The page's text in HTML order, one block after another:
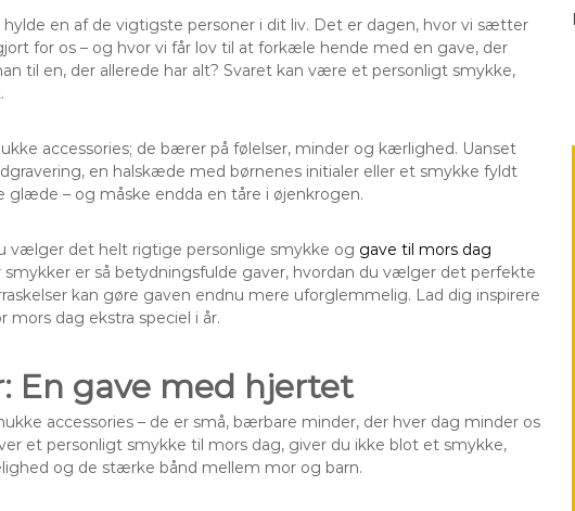
en af de vigtigste personer i dit liv. Det er dagen, hvor vi sætter
for os – og hvor vi får lov til at forkæle hende med en gave, der
til en, der allerede har alt? Svaret kan være et personligt smykke,
accessories; de bærer på følelser, minder og kærlighed. Uanset
en halskæde med børnenes initialer eller et smykke fyldt
– og måske endda en tåre i øjenkrogen.
vælger det helt rigtige personlige smykke og gave til mors dag
smykker er så betydningsfulde gaver, hvordan du vælger det perfekte
kan gøre gaven endnu mere uforglemmelig. Lad dig inspirere
dag ekstra speciel i år.
En gave med hjertet
accessories – de er små, bærbare minder, der hver dag minder os
et personligt smykke til mors dag, giver du ikke blot et smykke,
og de stærke bånd mellem mor og barn.